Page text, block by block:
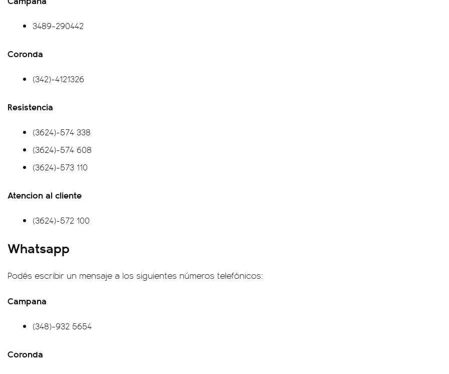
3489-290442
Coronda
(342)-4121326
Resistencia
(3624)-574 338
(3624)-574 608
(3624)-573 110
Atencion al cliente
(3624)-572 100
Whatsapp
Podés escribir un mensaje a los siguientes números telefónicos:
Campana
(348)-932 5654
Coronda